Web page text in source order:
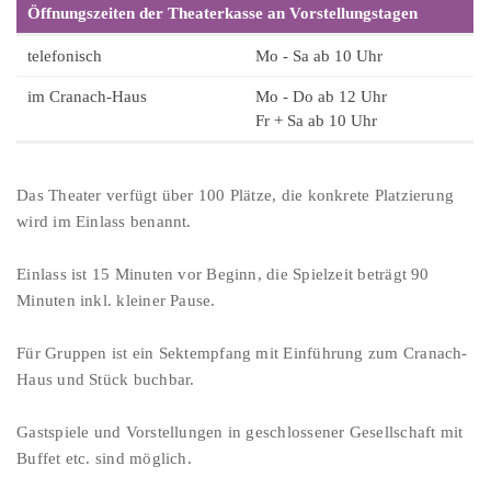
Öffnungszeiten der Theaterkasse an Vorstellungstagen
telefonisch Mo - Sa ab 10 Uhr
im Cranach-Haus
Mo - Do ab 12 Uhr
Fr + Sa ab 10 Uhr
Das Theater verfügt über 100 Plätze, die konkrete Platzierung
wird im Einlass benannt.
Einlass ist 15 Minuten vor Beginn, die Spielzeit beträgt 90
Minuten inkl. kleiner Pause.
Für Gruppen ist ein Sektempfang mit Einführung zum Cranach-
Haus und Stück buchbar.
Gastspiele und Vorstellungen in geschlossener Gesellschaft mit
Buffet etc. sind möglich.